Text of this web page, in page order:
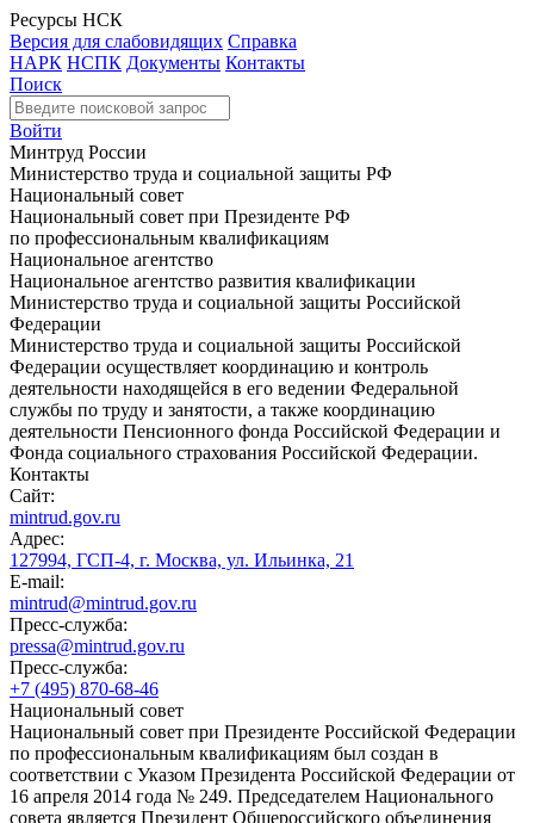
Ресурсы НСК
Версия для слабовидящих Справка
НАРК НСПК Документы Контакты
Поиск
Войти
Минтруд России
Министерство труда и социальной защиты РФ
Национальный совет
Национальный совет при Президенте РФ
по профессиональным квалификациям
Национальное агентство
Национальное агентство развития квалификации
Министерство труда и социальной защиты Российской
Федерации
Министерство труда и социальной защиты Российской
Федерации осуществляет координацию и контроль
деятельности находящейся в его ведении Федеральной
службы по труду и занятости, а также координацию
деятельности Пенсионного фонда Российской Федерации и
Фонда социального страхования Российской Федерации.
Контакты
Сайт:
mintrud.gov.ru
Адрес:
127994, ГСП-4, г. Москва, ул. Ильинка, 21
E-mail:
mintrud@mintrud.gov.ru
Пресс-служба:
pressa@mintrud.gov.ru
Пресс-служба:
+7 (495) 870-68-46
Национальный совет
Национальный совет при Президенте Российской Федерации
по профессиональным квалификациям был создан в
соответствии с Указом Президента Российской Федерации от
16 апреля 2014 года № 249. Председателем Национального
совета является Президент Общероссийского объединения